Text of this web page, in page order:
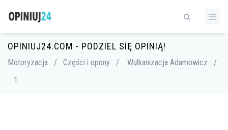
OPINIUJ24.COM - PODZIEL SIĘ OPINIĄ!
Motoryzacja / Części i opony / Wulkanizacja Adamowicz
/
1